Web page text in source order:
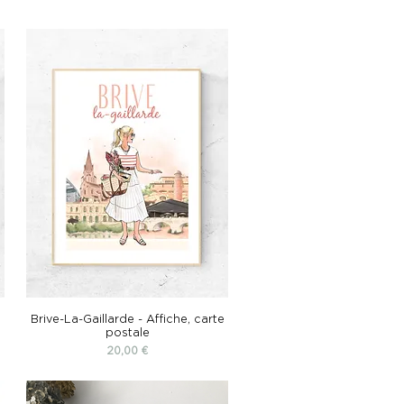
Brive-La-Gaillarde - Affiche, carte
postale
Prix
20,00 €